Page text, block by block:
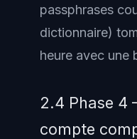
passphrases
dictionnaire)
heure avec une
2.4 Phase 4
compte